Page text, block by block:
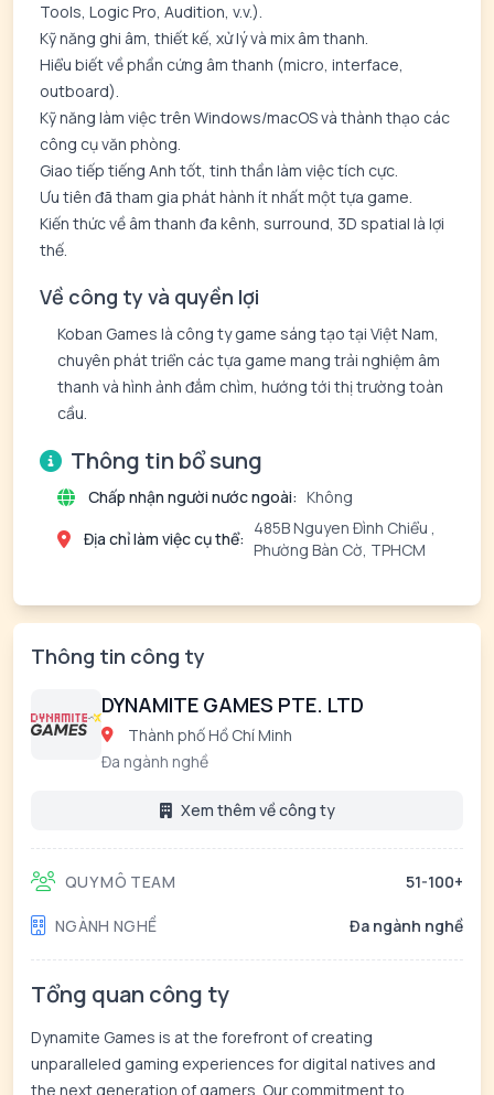
Tools, Logic Pro, Audition, v.v.).
Kỹ năng ghi âm, thiết kế, xử lý và mix âm thanh.
Hiểu biết về phần cứng âm thanh (micro, interface,
outboard).
Kỹ năng làm việc trên Windows/macOS và thành thạo các
công cụ văn phòng.
Giao tiếp tiếng Anh tốt, tinh thần làm việc tích cực.
Ưu tiên đã tham gia phát hành ít nhất một tựa game.
Kiến thức về âm thanh đa kênh, surround, 3D spatial là lợi
thế.
Về công ty và quyền lợi
Koban Games là công ty game sáng tạo tại Việt Nam,
chuyên phát triển các tựa game mang trải nghiệm âm
thanh và hình ảnh đắm chìm, hướng tới thị trường toàn
cầu.
Thông tin bổ sung
Chấp nhận người nước ngoài: Không
Địa chỉ làm việc cụ thể:
485B Nguyen Đình Chiểu ,
Phường Bàn Cờ, TPHCM
Thông tin công ty
DYNAMITE GAMES PTE. LTD
Thành phố Hồ Chí Minh
Đa ngành nghề
Xem thêm về công ty
QUY MÔ TEAM 51-100+
NGÀNH NGHỀ Đa ngành nghề
Tổng quan công ty
Dynamite Games is at the forefront of creating
unparalleled gaming experiences for digital natives and
the next generation of gamers. Our commitment to